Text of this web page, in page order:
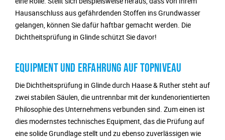
Hausanschluss aus gefährdenden Stoffen ins Grundwasser
gelangen, können Sie dafür haftbar gemacht werden. Die
Dichtheitsprüfung in Glinde schützt Sie davor!
EQUIPMENT UND ERFAHRUNG AUF TOPNIVEAU
Die Dichtheitsprüfung in Glinde durch Haase & Ruther steht auf
zwei stabilen Säulen, die untrennbar mit der kundenorientierten
Philosophie des Unternehmens verbunden sind. Zum einen ist
dies modernstes technisches Equipment, das die Prüfung auf
eine solide Grundlage stellt und zu ebenso zuverlässigen wie